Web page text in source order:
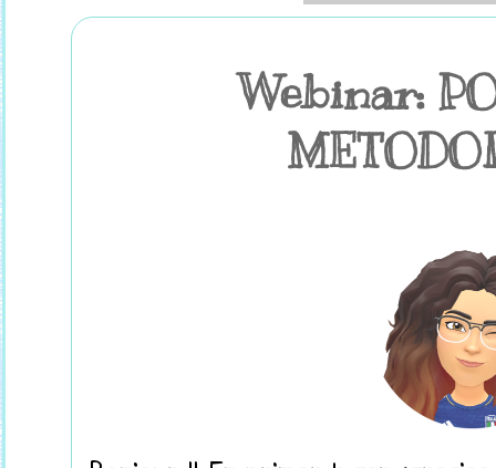
Webinar: